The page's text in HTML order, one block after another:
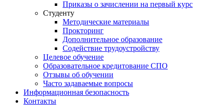
Приказы о зачислении на первый курс
Студенту
Методические материалы
Прокторинг
Дополнительное образование
Содействие трудоустройству
Целевое обучение
Образовательное кредитование СПО
Отзывы об обучении
Часто задаваемые вопросы
Информационная безопасность
Контакты